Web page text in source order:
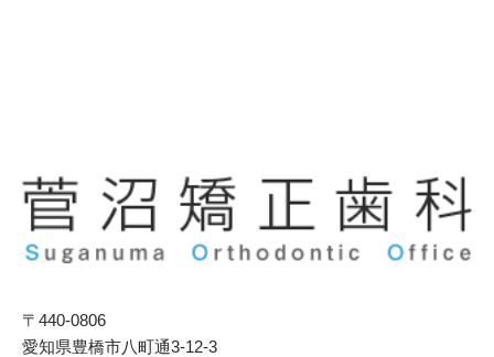
〒440-0806
愛知県豊橋市八町通3-12-3